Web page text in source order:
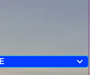
